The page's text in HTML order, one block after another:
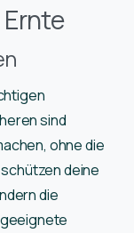
sind
ohne die
deine
die